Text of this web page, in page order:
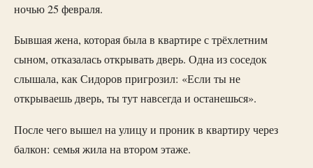
ночью 25 февраля.
Бывшая жена, которая была в квартире с трёхлетним
сыном, отказалась открывать дверь. Одна из соседок
слышала, как Сидоров пригрозил: «Если ты не
открываешь дверь, ты тут навсегда и останешься».
После чего вышел на улицу и проник в квартиру через
балкон: семья жила на втором этаже.